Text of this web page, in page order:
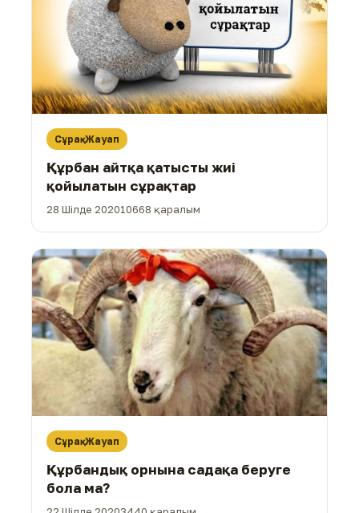
Сұрақ-Жауап
Құрбан айтқа қатысты жиі
қойылатын сұрақтар
28 Шілде 202010668 қаралым
Сұрақ-Жауап
Құрбандық орнына садақа беруге
бола ма?